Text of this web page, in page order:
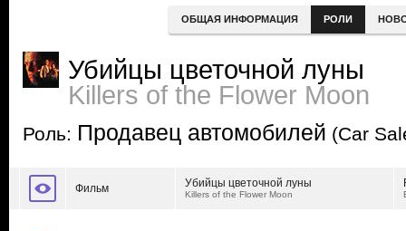
ОБЩАЯ ИНФОРМАЦИЯ РОЛИ
Убийцы цветочной луны
Killers of the Flower Moon
Роль: Продавец автомобилей (Car
Фильм Убийцы цветочной луны
Killers of the Flower Moon